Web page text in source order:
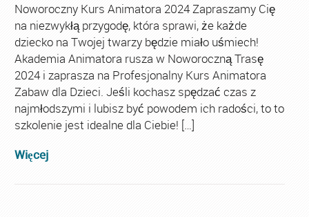
Noworoczny Kurs Animatora 2024 Zapraszamy Cię
na niezwykłą przygodę, która sprawi, że każde
dziecko na Twojej twarzy będzie miało uśmiech!
Akademia Animatora rusza w Noworoczną Trasę
2024 i zaprasza na Profesjonalny Kurs Animatora
Zabaw dla Dzieci. Jeśli kochasz spędzać czas z
najmłodszymi i lubisz być powodem ich radości, to to
szkolenie jest idealne dla Ciebie! […]
Więcej